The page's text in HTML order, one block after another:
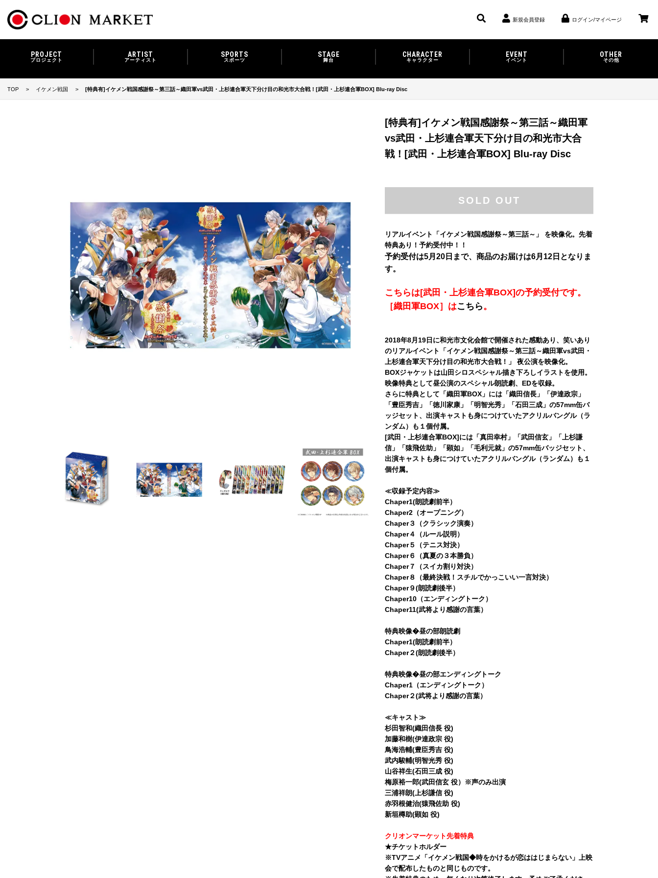
新規会員登録 ログイン/マイページ
PROJECT
プロジェクト
ARTIST
アーティスト
SPORTS
スポーツ
STAGE
舞台
CHARACTER
キャラクター
EVENT
イベント
OTHER
その他
TOP イケメン戦国 [特典有]イケメン戦国感謝祭～第三話～織田軍vs武田・上杉連合軍天下分け目の和光市大合戦！[武田・上杉連合軍BOX] Blu-ray Disc
[特典有]イケメン戦国感謝祭～第三話～織田軍
vs武田・上杉連合軍天下分け目の和光市大合
戦！[武田・上杉連合軍BOX] Blu-ray Disc
SOLD OUT
リアルイベント「イケメン戦国感謝祭～第三話～」 を映像化。先着
特典あり！予約受付中！！
予約受付は5月20日まで、商品のお届けは6月12日となりま
す。
こちらは[武田・上杉連合軍BOX]の予約受付です。
［織田軍BOX］はこちら。
2018年8月19日に和光市文化会館で開催された感動あり、笑いあり
のリアルイベント「イケメン戦国感謝祭～第三話～織田軍vs武田・
上杉連合軍天下分け目の和光市大合戦！」 夜公演を映像化。
BOXジャケットは山田シロスペシャル描き下ろしイラストを使用。
映像特典として昼公演のスペシャル朗読劇、EDを収録。
さらに特典として「織田軍BOX」には「織田信長」「伊達政宗」
「豊臣秀吉」「徳川家康」「明智光秀」「石田三成」の57mm缶バ
ッジセット、出演キャストも身につけていたアクリルバングル（ラ
ンダム）も１個付属。
[武田・上杉連合軍BOX]には「真田幸村」「武田信玄」「上杉謙
信」「猿飛佐助」「顕如」「毛利元就」の57mm缶バッジセット、
出演キャストも身につけていたアクリルバングル（ランダム）も１
個付属。
≪収録予定内容≫
Chaper1(朗読劇前半）
Chaper2（オープニング）
Chaper３（クラシック演奏）
Chaper４（ルール説明）
Chaper５（テニス対決）
Chaper６（真夏の３本勝負）
Chaper７（スイカ割り対決）
Chaper８（最終決戦！スチルでかっこいい一言対決）
Chaper９(朗読劇後半）
Chaper10（エンディングトーク）
Chaper11(武将より感謝の言葉）
特典映像�昼の部朗読劇
Chaper1(朗読劇前半）
Chaper２(朗読劇後半）
特典映像�昼の部エンディングトーク
Chaper1（エンディングトーク）
Chaper２(武将より感謝の言葉）
≪キャスト≫
杉田智和(織田信長 役)
加藤和樹(伊達政宗 役)
鳥海浩輔(豊臣秀吉 役)
武内駿輔(明智光秀 役)
山谷祥生(石田三成 役)
梅原裕一郎(武田信玄 役）※声のみ出演
三浦祥朗(上杉謙信 役)
赤羽根健治(猿飛佐助 役)
新垣樽助(顕如 役)
クリオンマーケット先着特典
★チケットホルダー
※TVアニメ「イケメン戦国◆時をかけるが恋ははじまらない」上映
会で配布したものと同じものです。